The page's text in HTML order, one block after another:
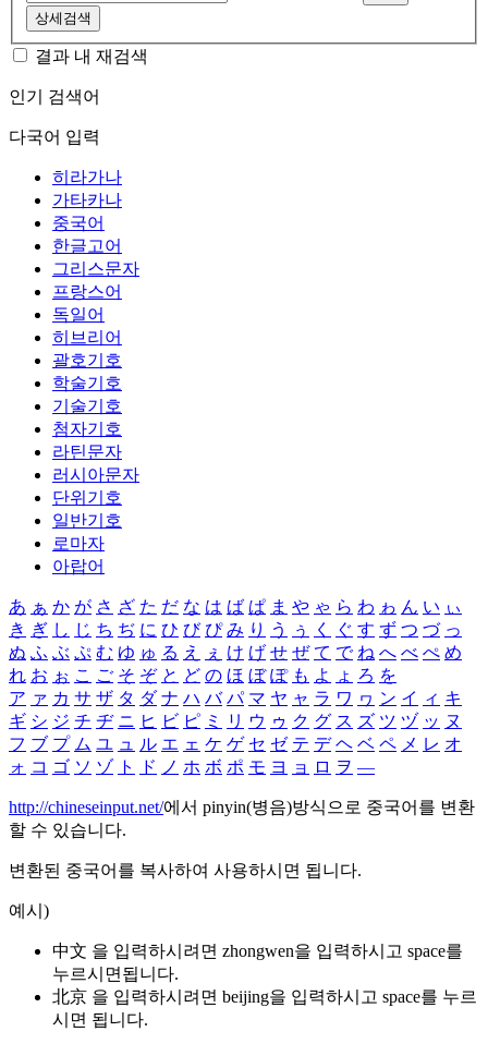
상세검색
결과 내 재검색
인기 검색어
다국어 입력
히라가나
가타카나
중국어
한글고어
그리스문자
프랑스어
독일어
히브리어
괄호기호
학술기호
기술기호
첨자기호
라틴문자
러시아문자
단위기호
일반기호
로마자
아랍어
あ ぁ か が さ ざ た だ な は ば ぱ ま や ゃ ら わ ゎ ん い ぃ
き ぎ し じ ち ぢ に ひ び ぴ み り う ぅ く ぐ す ず つ づ っ
ぬ ふ ぶ ぷ む ゆ ゅ る え ぇ け げ せ ぜ て で ね へ べ ぺ め
れ お ぉ こ ご そ ぞ と ど の ほ ぼ ぽ も よ ょ ろ を
ア ァ カ サ ザ タ ダ ナ ハ バ パ マ ヤ ャ ラ ワ ヮ ン イ ィ キ
ギ シ ジ チ ヂ ニ ヒ ビ ピ ミ リ ウ ゥ ク グ ス ズ ツ ヅ ッ ヌ
フ ブ プ ム ユ ュ ル エ ェ ケ ゲ セ ゼ テ デ ヘ ベ ペ メ レ オ
ォ コ ゴ ソ ゾ ト ド ノ ホ ボ ポ モ ヨ ョ ロ ヲ ―
http://chineseinput.net/에서 pinyin(병음)방식으로 중국어를 변환
할 수 있습니다.
변환된 중국어를 복사하여 사용하시면 됩니다.
예시)
中文 을 입력하시려면 zhongwen을 입력하시고 space를
누르시면됩니다.
北京 을 입력하시려면 beijing을 입력하시고 space를 누르
시면 됩니다.